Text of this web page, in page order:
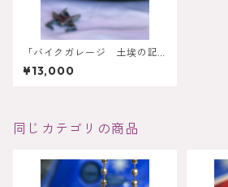
「バイクガレージ 土埃の記
憶」オーダーメイドボトル型
ネックレス
¥13,000
同じカテゴリの商品